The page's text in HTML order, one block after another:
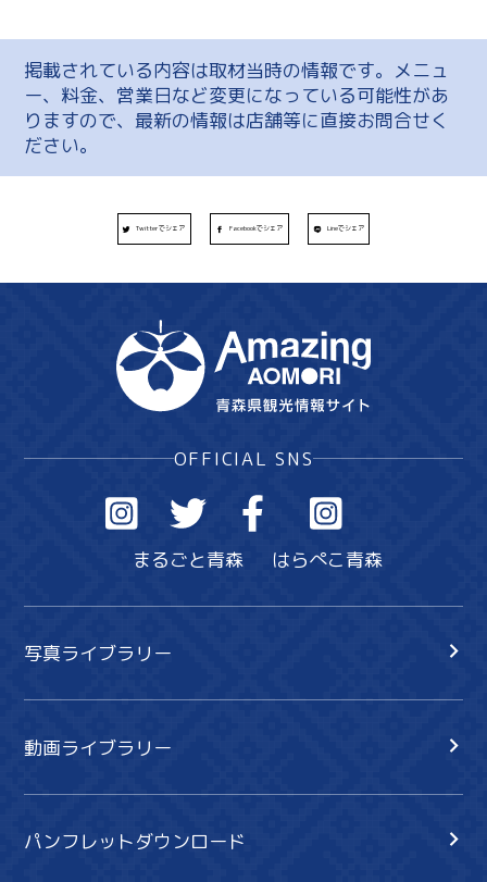
掲載されている内容は取材当時の情報です。メニュ
ー、料金、営業日など変更になっている可能性があ
りますので、最新の情報は店舗等に直接お問合せく
ださい。
Twitterでシェア Facebookでシェア Lineでシェア
OFFICIAL SNS
まるごと青森 はらぺこ青森
写真ライブラリー
動画ライブラリー
パンフレットダウンロード